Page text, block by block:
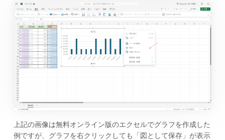
上記の画像は無料オンライン版のエクセルでグラフを作成した
例ですが、グラフを右クリックしても「図として保存」が表示